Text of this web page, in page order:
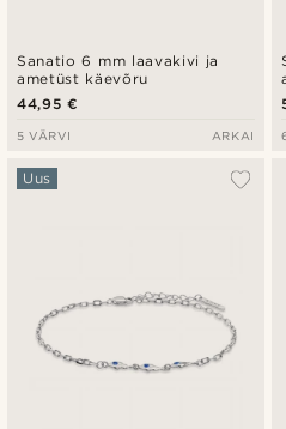
Sanatio 6 mm laavakivi ja
ametüst käevõru
44,95 €
5 VÄRVI ARKAI
Uus